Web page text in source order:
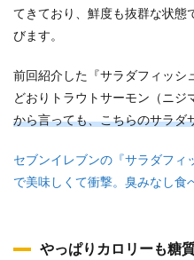
てきており、鮮度も抜群な状態
びます。
前回紹介した『サラダフィッ
どおりトラウトサーモン（ニジ
から言っても、こちらのサラダ
セブンイレブンの『サラダフィ
で美味しくて衝撃。臭みなし食
やっぱりカロリーも糖